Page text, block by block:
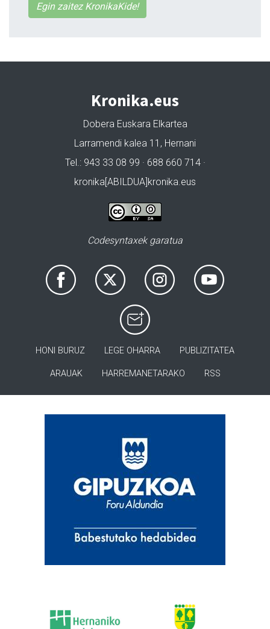
Egin zaitez KronikaKide!
Kronika.eus
Dobera Euskara Elkartea
Larramendi kalea 11, Hernani
Tel.: 943 33 08 99 · 688 660 714 ·
kronika[ABILDUA]kronika.eus
Codesyntaxek garatua
HONI BURUZ LEGE OHARRA PUBLIZITATEA
ARAUAK HARREMANETARAKO RSS